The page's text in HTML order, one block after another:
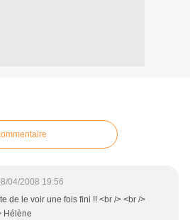
04/2008 19:56
de le voir une fois fini !! <br /> <br />
Hélène